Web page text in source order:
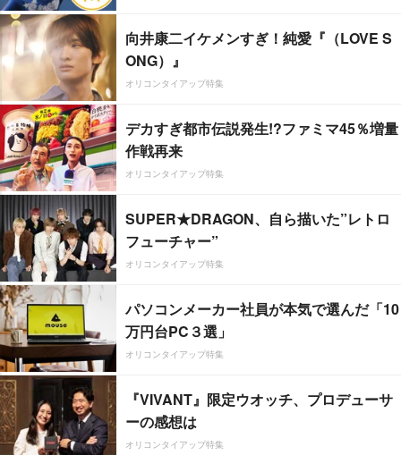
向井康二イケメンすぎ！純愛『（LOVE S
ONG）』
オリコンタイアップ特集
デカすぎ都市伝説発生!?ファミマ45％増量
作戦再来
オリコンタイアップ特集
SUPER★DRAGON、自ら描いた”レトロ
フューチャー”
オリコンタイアップ特集
パソコンメーカー社員が本気で選んだ「10
万円台PC３選」
オリコンタイアップ特集
『VIVANT』限定ウオッチ、プロデューサ
ーの感想は
オリコンタイアップ特集